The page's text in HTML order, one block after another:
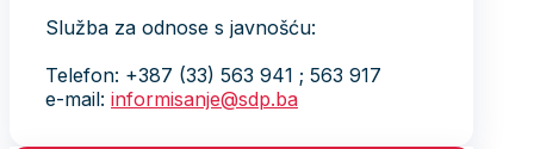
Služba za odnose s javnošću:
Telefon: +387 (33) 563 941 ; 563 917
e-mail: informisanje@sdp.ba